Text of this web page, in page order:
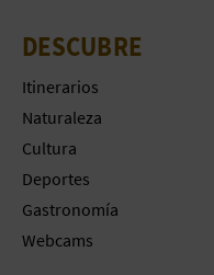
DESCUBRE
Itinerarios
Naturaleza
Cultura
Deportes
Gastronomía
Webcams